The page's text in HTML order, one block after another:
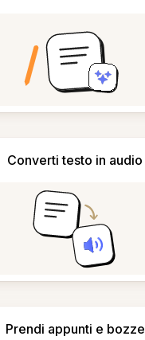
Converti testo in audio
Prendi appunti e bozze